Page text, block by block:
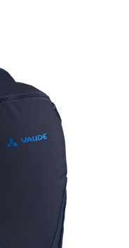
Ces sacs à
durables et
telles que des